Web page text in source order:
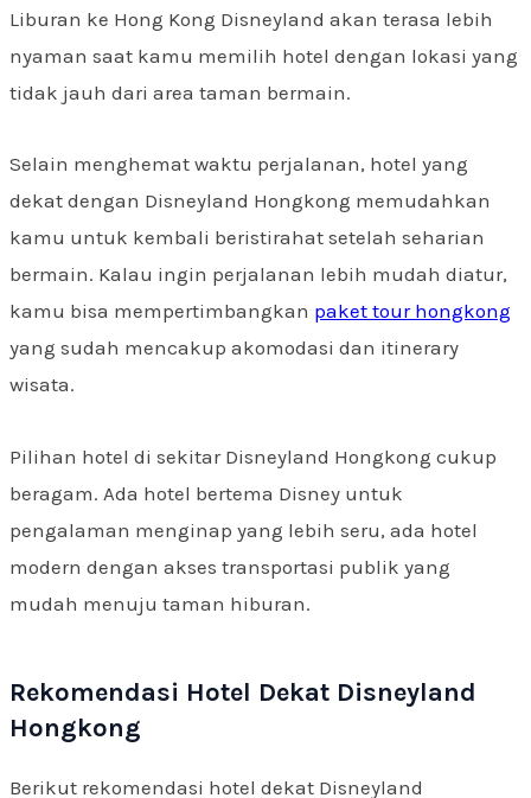
Liburan ke Hong Kong Disneyland akan terasa lebih
nyaman saat kamu memilih hotel dengan lokasi yang
tidak jauh dari area taman bermain.
Selain menghemat waktu perjalanan, hotel yang
dekat dengan Disneyland Hongkong memudahkan
kamu untuk kembali beristirahat setelah seharian
bermain. Kalau ingin perjalanan lebih mudah diatur,
kamu bisa mempertimbangkan paket tour hongkong
yang sudah mencakup akomodasi dan itinerary
wisata.
Pilihan hotel di sekitar Disneyland Hongkong cukup
beragam. Ada hotel bertema Disney untuk
pengalaman menginap yang lebih seru, ada hotel
modern dengan akses transportasi publik yang
mudah menuju taman hiburan.
Rekomendasi Hotel Dekat Disneyland
Hongkong
Berikut rekomendasi hotel dekat Disneyland